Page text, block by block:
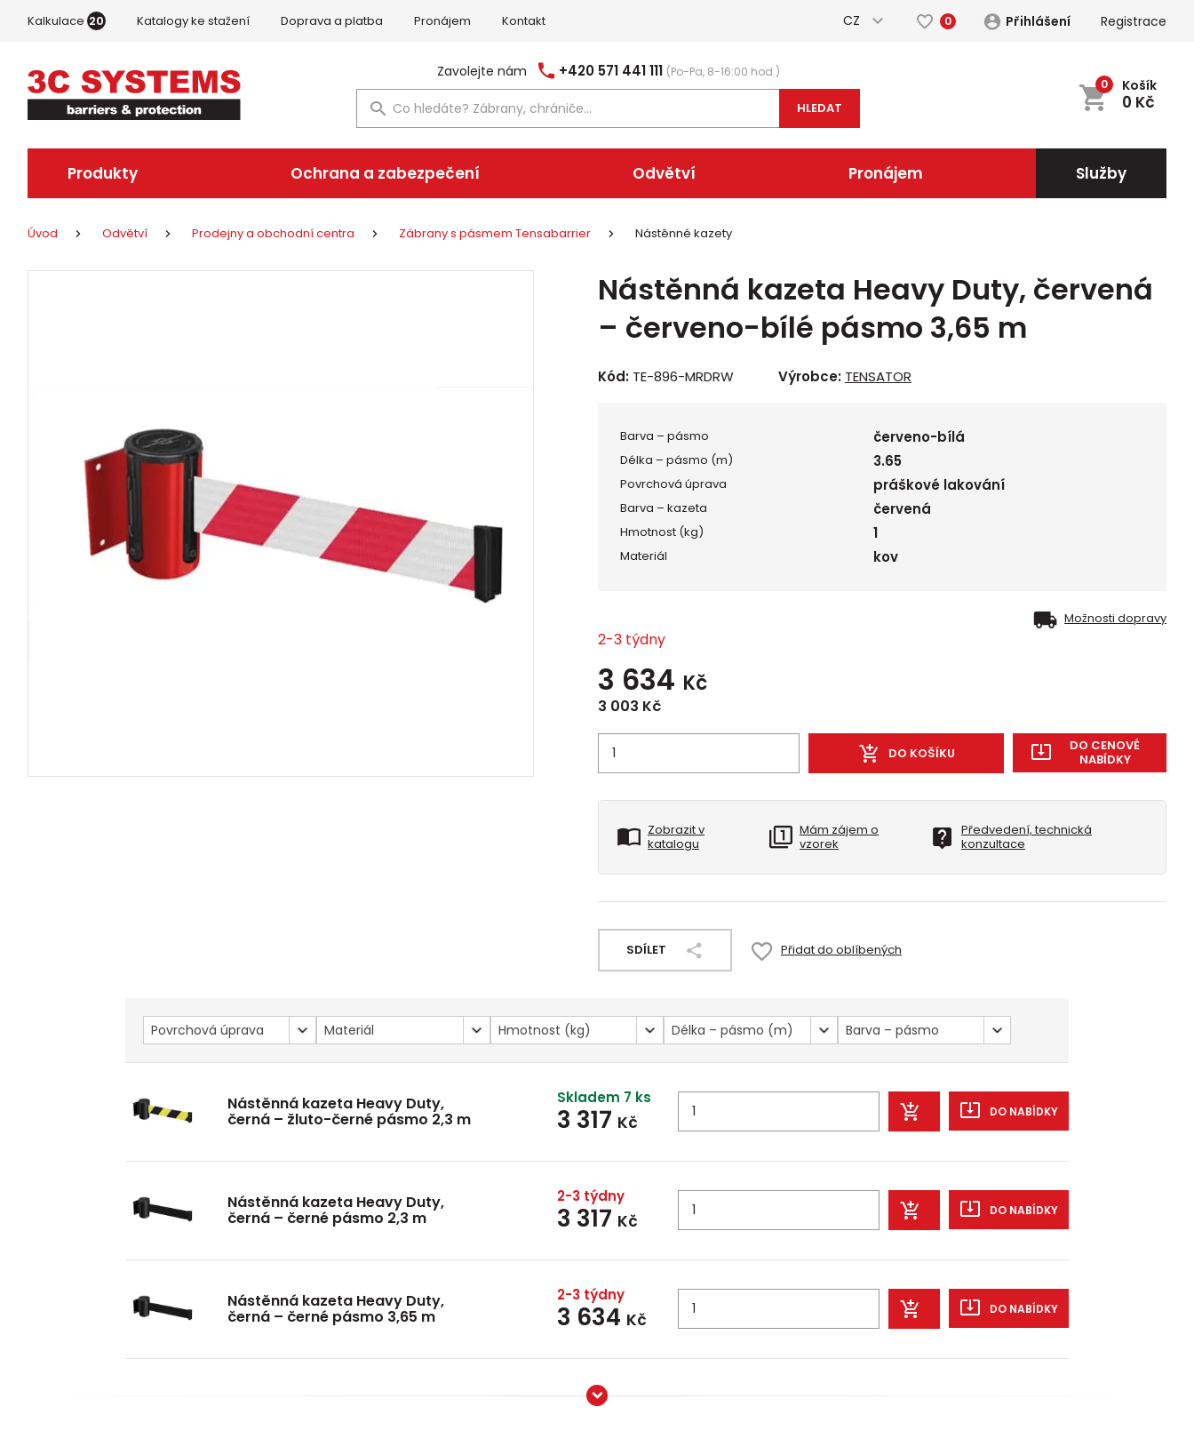
Kalkulace 20 Katalogy ke stažení Doprava a platba Pronájem Kontakt CZ 0 Přihlášení Registrace
Zavolejte nám +420 571 441 111 (Po-Pa, 8-16:00 hod.)
HLEDAT
Košík
0 Kč
0
Produkty Ochrana a zabezpečení Odvětví Pronájem Služby
Úvod Odvětví Prodejny a obchodní centra Zábrany s pásmem Tensabarrier Nástěnné kazety
Nástěnná kazeta Heavy Duty, červená
– červeno-bílé pásmo 3,65 m
Kód: TE-896-MRDRW Výrobce: TENSATOR
Barva – pásmo červeno-bílá
Délka – pásmo (m) 3.65
Povrchová úprava práškové lakování
Barva – kazeta červená
Hmotnost (kg) 1
Materiál kov
Možnosti dopravy
2-3 týdny
3 634 Kč
3 003 Kč
DO KOŠÍKU
DO CENOVÉ
NABÍDKY
Zobrazit v
katalogu
Mám zájem o
vzorek
Předvedení, technická
konzultace
SDÍLET Přidat do oblíbených
Povrchová úprava Materiál Hmotnost (kg) Délka – pásmo (m) Barva – pásmo
Nástěnná kazeta Heavy Duty,
černá – žluto-černé pásmo 2,3 m
Skladem 7 ks
3 317 Kč DO NABÍDKY
Nástěnná kazeta Heavy Duty,
černá – černé pásmo 2,3 m
2-3 týdny
3 317 Kč DO NABÍDKY
Nástěnná kazeta Heavy Duty,
černá – černé pásmo 3,65 m
2-3 týdny
3 634 Kč DO NABÍDKY